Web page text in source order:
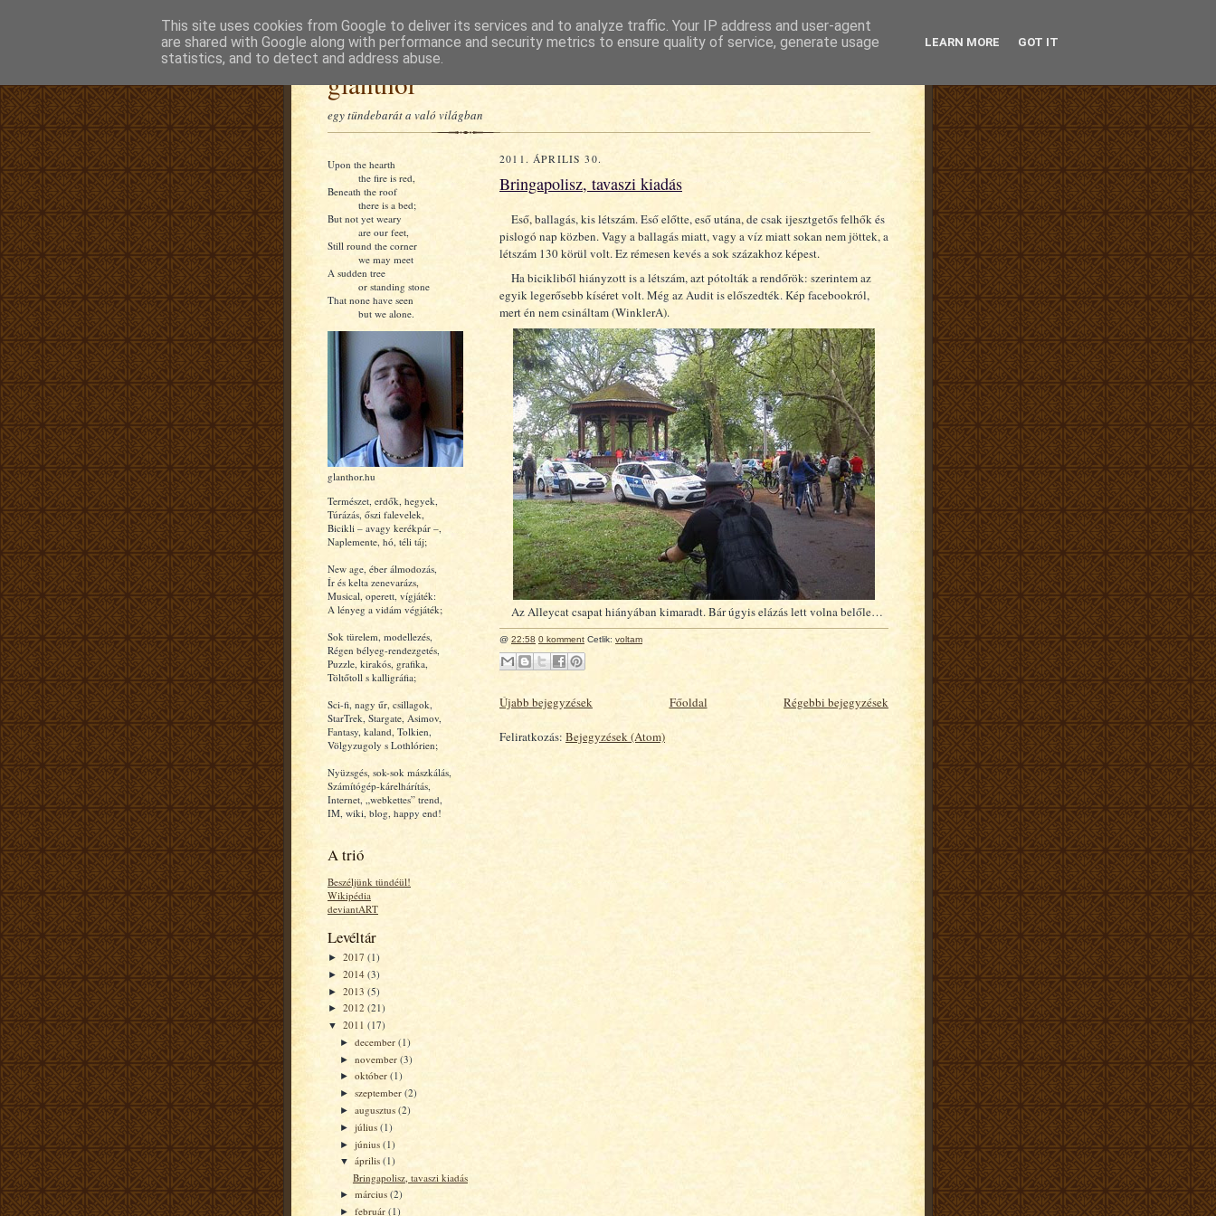
glanthor
egy tündebarát a való világban
Upon the hearth
the fire is red,
Beneath the roof
there is a bed;
But not yet weary
are our feet,
Still round the corner
we may meet
A sudden tree
or standing stone
That none have seen
but we alone.
glanthor.hu
Természet, erdők, hegyek,
Túrázás, őszi falevelek,
Bicikli – avagy kerékpár –,
Naplemente, hó, téli táj;
New age, éber álmodozás,
Ír és kelta zenevarázs,
Musical, operett, vígjáték:
A lényeg a vidám végjáték;
Sok türelem, modellezés,
Régen bélyeg-rendezgetés,
Puzzle, kirakós, grafika,
Töltőtoll s kalligráfia;
Sci-fi, nagy űr, csillagok,
StarTrek, Stargate, Asimov,
Fantasy, kaland, Tolkien,
Völgyzugoly s Lothlórien;
Nyüzsgés, sok-sok mászkálás,
Számítógép-kárelhárítás,
Internet, „webkettes” trend,
IM, wiki, blog, happy end!
A trió
Beszéljünk tündéül!
Wikipédia
deviantART
Levéltár
► 2017 (1)
► 2014 (3)
► 2013 (5)
► 2012 (21)
▼ 2011 (17)
►december(1)
►november(3)
►október(1)
►szeptember(2)
►augusztus(2)
►július(1)
►június(1)
▼április(1)
Bringapolisz, tavaszi kiadás
►március(2)
►február(1)
2011. ÁPRILIS 30.
Bringapolisz, tavaszi kiadás
Eső, ballagás, kis létszám. Eső előtte, eső utána, de csak ijesztgetős felhők és
pislogó nap közben. Vagy a ballagás miatt, vagy a víz miatt sokan nem jöttek, a
létszám 130 körül volt. Ez rémesen kevés a sok százakhoz képest.
Ha bicikliből hiányzott is a létszám, azt pótolták a rendőrök: szerintem az
egyik legerősebb kíséret volt. Még az Audit is előszedték. Kép facebookról,
mert én nem csináltam (WinklerA).
Az Alleycat csapat hiányában kimaradt. Bár úgyis elázás lett volna belőle…
@ 22:58 0 komment Cetlik: voltam
Újabb bejegyzések Régebbi bejegyzések
Főoldal
Feliratkozás: Bejegyzések (Atom)
This site uses cookies from Google to deliver its services and to analyze traffic. Your IP address and user-agent
are shared with Google along with performance and security metrics to ensure quality of service, generate usage
statistics, and to detect and address abuse.
LEARN MORE GOT IT